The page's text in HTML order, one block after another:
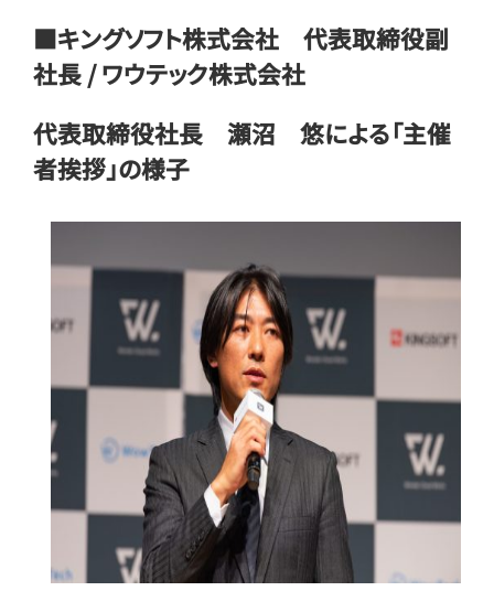
■キングソフト株式会社 代表取締役副
社長 / ワウテック株式会社
代表取締役社長 瀬沼 悠による「主催
者挨拶」の様子